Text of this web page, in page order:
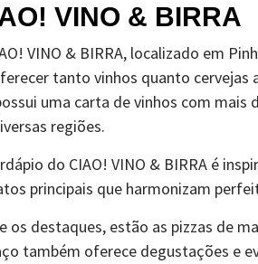
VINO & BIRRA
VINO & BIRRA, localizado em
tanto vinhos quanto cervejas
uma carta de vinhos com mais
regiões.
do CIAO! VINO & BIRRA é
principais que harmonizam
os destaques, estão as pizzas de
também oferece degustações e